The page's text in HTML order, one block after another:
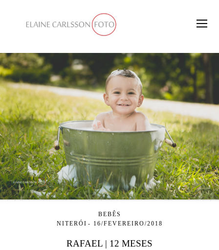
BEBÊS
NITERÓI
16/FEVEREIRO/2018
RAFAEL | 12 MESES